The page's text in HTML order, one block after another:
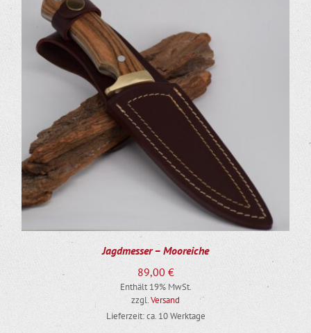
Jagdmesser – Mooreiche
89,00 €
Enthält 19% MwSt.
zzgl.Versand
Lieferzeit: ca. 10 Werktage